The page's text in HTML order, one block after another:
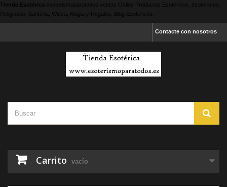
Tienda Esotérica esoterismoparatodos ventas Online Productos Esotericos, esoterismo,
Religiosos, Santeria, Wicca, Magia y Regalos, Blog Esotericos.
Contacte con nosotros
Carrito vacío